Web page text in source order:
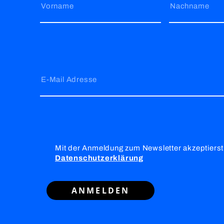
Vorname
E-Mail Adresse
Nachname
Mit der Anmeldung zum Newsletter
Datenschutzerklärung
ANMELDEN